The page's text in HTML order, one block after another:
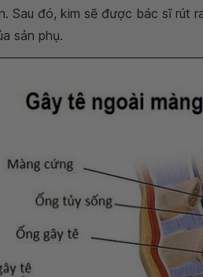
Sau đó, kim sẽ được bác sĩ rút
sản phụ.